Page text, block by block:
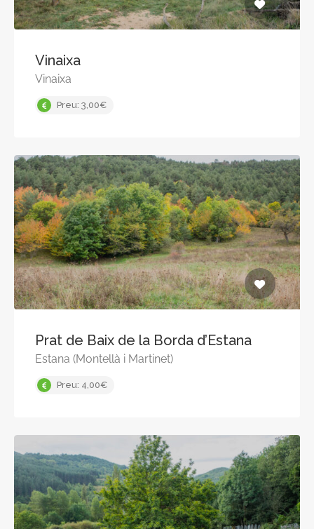
Vinaixa
Vinaixa
Preu: 3,00€
Prat de Baix de la Borda d’Estana
Estana (Montellà i Martinet)
Preu: 4,00€